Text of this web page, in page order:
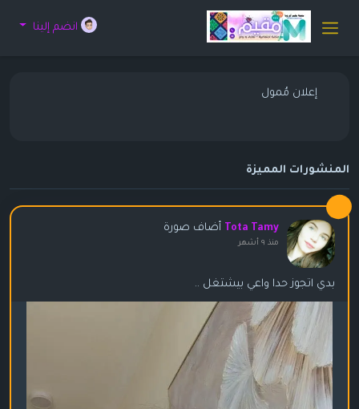
انضم إلينا
إعلان مُمول
المنشورات المميزة
Tota Tamy أضاف صورة
منذ ٩ أشهر
بدي اتجوز حدا واعي بيشتغل ..